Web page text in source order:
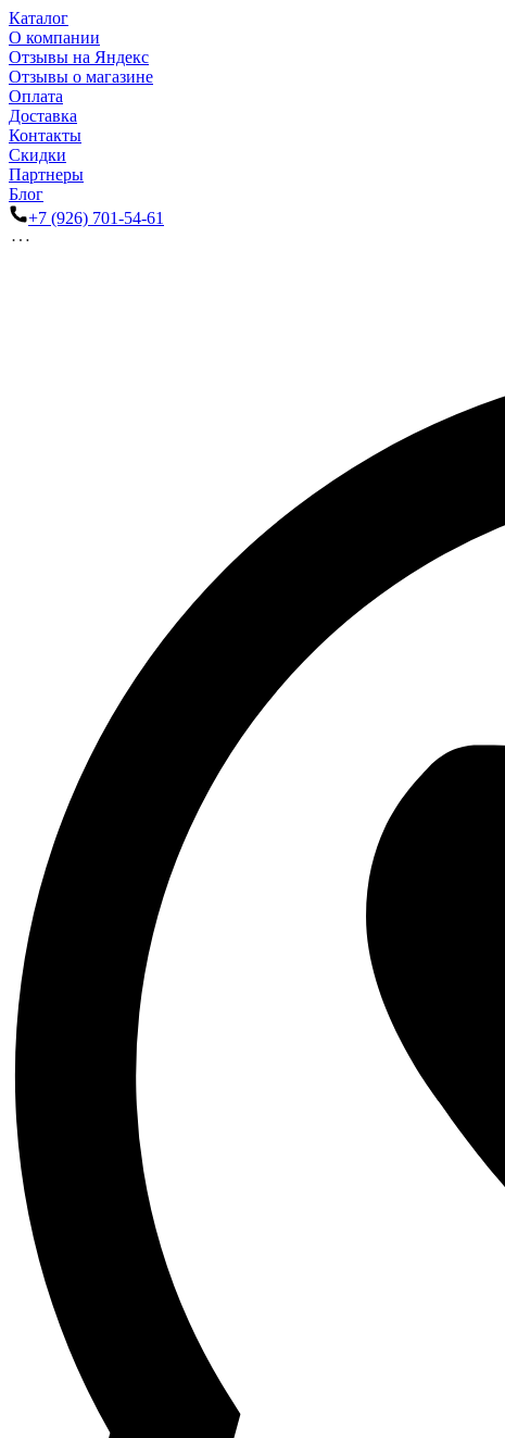
Каталог
О компании
Отзывы на Яндекс
Отзывы о магазине
Оплата
Доставка
Контакты
Скидки
Партнеры
Блог
+7 (926) 701-54-61